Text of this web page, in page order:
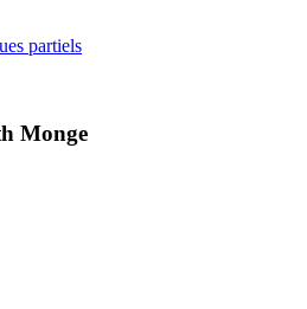
partiels
Monge